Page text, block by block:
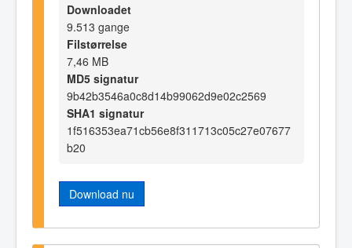
Downloadet
9.513 gange
Filstørrelse
7,46 MB
MD5 signatur
9b42b3546a0c8d14b99062d9e02c2569
SHA1 signatur
1f516353ea71cb56e8f311713c05c27e07677
b20
Download nu